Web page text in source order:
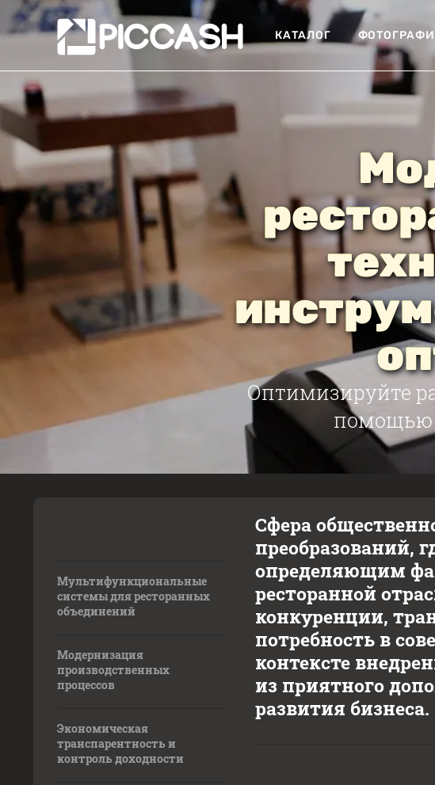
КАТАЛОГ
Оптимизируйте
помощью
Мультифункциональные
системы для ресторанных
объединений
Модернизация
производственных
процессов
Экономическая
транспарентность и
контроль доходности
Сфера
преобразований,
определяющим
ресторанной
конкуренции,
потребность в
контексте
из приятного
развития бизнеса.